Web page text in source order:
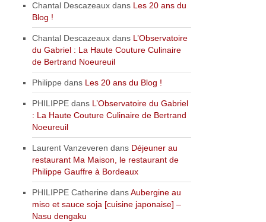
Chantal Descazeaux dans Les 20 ans du
Blog !
Chantal Descazeaux dans L’Observatoire
du Gabriel : La Haute Couture Culinaire
de Bertrand Noeureuil
Philippe dans Les 20 ans du Blog !
PHILIPPE dans L’Observatoire du Gabriel
: La Haute Couture Culinaire de Bertrand
Noeureuil
Laurent Vanzeveren dans Déjeuner au
restaurant Ma Maison, le restaurant de
Philippe Gauffre à Bordeaux
PHILIPPE Catherine dansAubergine au
miso et sauce soja [cuisine japonaise] –
Nasu dengaku